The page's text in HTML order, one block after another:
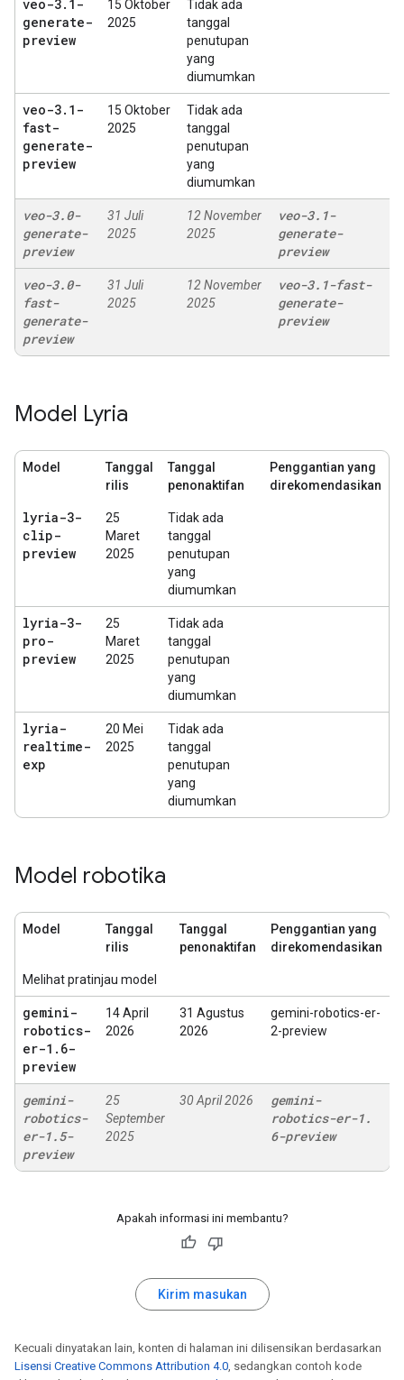
veo-3. 1-
generate-
preview
15 Oktober
2025
Tidak ada
tanggal
penutupan
yang
diumumkan
veo-3. 1-
fast-
generate-
preview
15 Oktober
2025
Tidak ada
tanggal
penutupan
yang
diumumkan
veo-3.0-
generate-
preview
31 Juli
2025
12 November
2025
veo-3. 1-
generate-
preview
veo-3.0-
fast-
generate-
preview
31 Juli
2025
12 November
2025
veo-3. 1-fast-
generate-
preview
Model Lyria
Model
Tanggal
rilis
Tanggal
penonaktifan
Penggantian yang
direkomendasikan
lyria-3-
clip-
preview
25
Maret
2025
Tidak ada
tanggal
penutupan
yang
diumumkan
lyria-3-
pro-
preview
25
Maret
2025
Tidak ada
tanggal
penutupan
yang
diumumkan
lyria-
realtime-
exp
20 Mei
2025
Tidak ada
tanggal
penutupan
yang
diumumkan
Model robotika
Model
Tanggal
rilis
Tanggal
penonaktifan
Penggantian yang
direkomendasikan
Melihat pratinjau model
gemini-
robotics-
er-1 . 6-
preview
14 April
2026
31 Agustus
2026
gemini-robotics-er-
2-preview
gemini-
robotics-
er-1.5-
preview
25
September
2025
30 April 2026
gemini-
robotics-er-1.
6-preview
Apakah informasi ini membantu?
Kirim masukan
Kecuali dinyatakan lain, konten di halaman ini dilisensikan berdasarkan
Lisensi Creative Commons Attribution 4.0, sedangkan contoh kode